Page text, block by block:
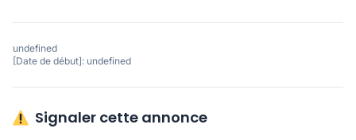
undefined
[Date de début]: undefined
Signaler cette annonce